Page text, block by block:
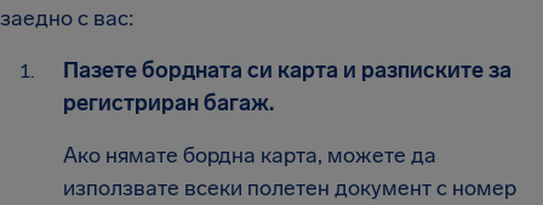
заедно с вас:
Пазете бордната си карта и разписките за
регистриран багаж.
Ако нямате бордна карта, можете да
използвате всеки полетен документ с номер